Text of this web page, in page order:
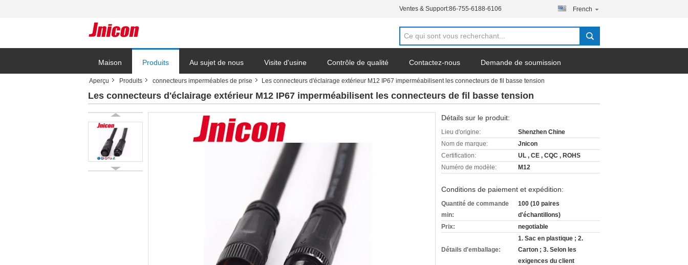
Ventes & Support:86-755-6188-6106 French
Maison Produits Au sujet de nous Visite d'usine Contrôle de qualité Contactez-nous Demande de soumission
Blog
Aperçu Produits connecteurs imperméables de prise Les connecteurs d'éclairage extérieur M12 IP67 imperméabilisent les connecteurs de fil basse tension
Les connecteurs d'éclairage extérieur M12 IP67 imperméabilisent les connecteurs de fil basse tension
Détails sur le produit:
Lieu d'origine:
Shenzhen Chine
Nom de marque:
Jnicon
Certification:
UL , CE , CQC , ROHS
Numéro de modèle:
M12
Conditions de paiement et expédition:
Quantité de commande
min:
100 (10 paires
d'échantillons)
Prix:
negotiable
Détails d'emballage:
1. Sac en plastique ; 2.
Carton ; 3. Selon les
exigences du client